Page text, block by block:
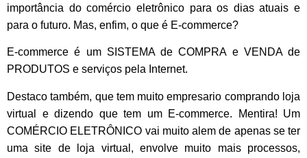
importância do comércio eletrônico para os dias atuais e
para o futuro. Mas, enfim, o que é E-commerce?
E-commerce é um SISTEMA de COMPRA e VENDA de
PRODUTOS e serviços pela Internet.
Destaco também, que tem muito empresario comprando loja
virtual e dizendo que tem um E-commerce. Mentira! Um
COMÉRCIO ELETRÔNICO vai muito alem de apenas se ter
uma site de loja virtual, envolve muito mais processos,